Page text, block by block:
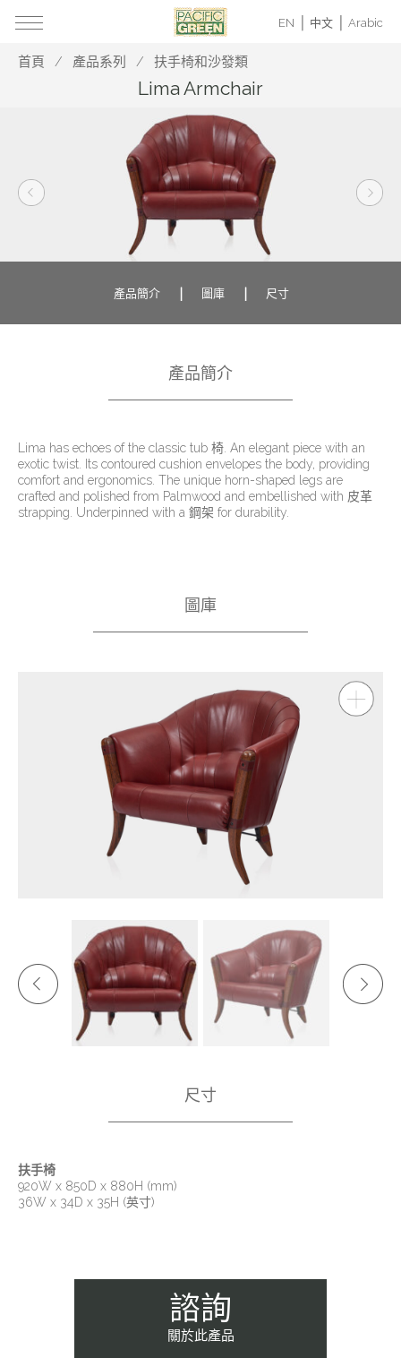
EN 中文 Arabic
首頁 產品系列 扶手椅和沙發類
Lima Armchair
產品簡介 圖庫 尺寸
產品簡介
Lima has echoes of the classic tub 椅. An elegant piece with an
exotic twist. Its contoured cushion envelopes the body, providing
comfort and ergonomics. The unique horn-shaped legs are
crafted and polished from Palmwood and embellished with 皮革
strapping. Underpinned with a 鋼架 for durability.
圖庫
尺寸
扶手椅
920W x 850D x 880H (mm)
36W x 34D x 35H (英寸)
諮詢
關於此產品